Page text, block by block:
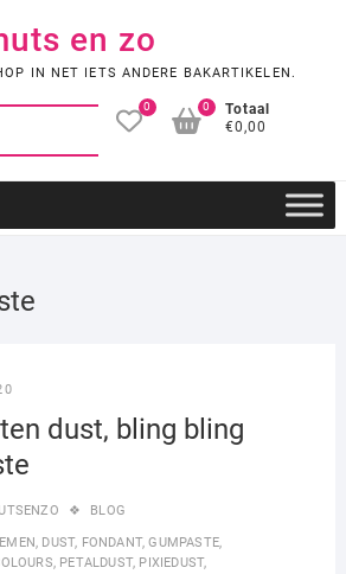
en zo
IN NET IETS ANDERE BAKARTIKELEN.
0
Totaal
€0,00
0
dust, bling bling
BLOG
, DUST, FONDANT,GUMPASTE,
, PETALDUST, PIXIEDUST,